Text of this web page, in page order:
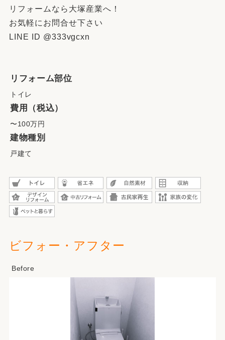
リフォームなら大塚産業へ！
お気軽にお問合せ下さい
LINE ID @333vgcxn
リフォーム部位
トイレ
費用（税込）
〜100万円
建物種別
戸建て
ビフォー・アフター